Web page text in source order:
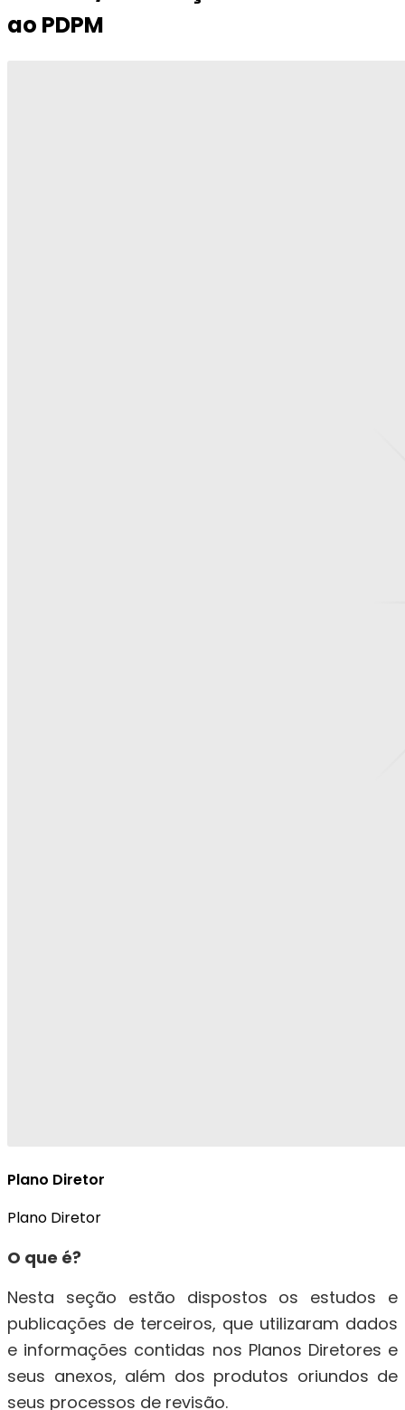
ao PDPM
Plano Diretor
Plano Diretor
O que é?
Nesta seção estão dispostos os estudos e
publicações de terceiros, que utilizaram dados
e informações contidas nos Planos Diretores e
seus anexos, além dos produtos oriundos de
seus processos de revisão.